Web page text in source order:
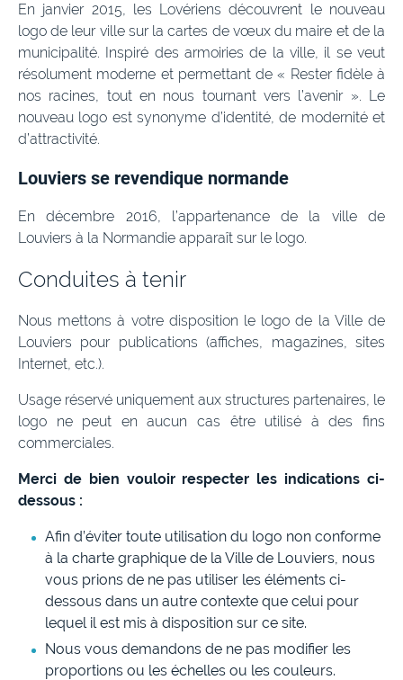
En janvier 2015, les Lovériens découvrent le nouveau
logo de leur ville sur la cartes de vœux du maire et de la
municipalité. Inspiré des armoiries de la ville, il se veut
résolument moderne et permettant de « Rester fidèle à
nos racines, tout en nous tournant vers l’avenir ». Le
nouveau logo est synonyme d’identité, de modernité et
d’attractivité.
Louviers se revendique normande
En décembre 2016, l’appartenance de la ville de
Louviers à la Normandie apparaît sur le logo.
Conduites à tenir
Nous mettons à votre disposition le logo de la Ville de
Louviers pour publications (affiches, magazines, sites
Internet, etc.).
Usage réservé uniquement aux structures partenaires, le
logo ne peut en aucun cas être utilisé à des fins
commerciales.
Merci de bien vouloir respecter les indications ci-
dessous :
Afin d’éviter toute utilisation du logo non conforme
à la charte graphique de la Ville de Louviers, nous
vous prions de ne pas utiliser les éléments ci-
dessous dans un autre contexte que celui pour
lequel il est mis à disposition sur ce site.
Nous vous demandons de ne pas modifier les
proportions ou les échelles ou les couleurs.